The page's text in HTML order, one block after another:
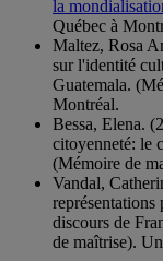
la
Québec à
Maltez, Rosa
sur l'identité
Guatemala.
Montréal.
Bessa, Elena.
citoyenneté: le
(Mémoire de
Vandal,
représentations
discours de
de maîtrise).